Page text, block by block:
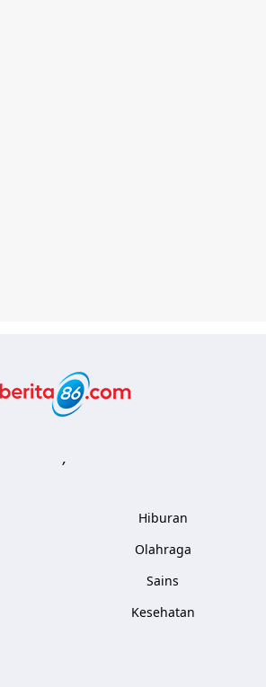
,
Hiburan
Olahraga
Sains
Kesehatan